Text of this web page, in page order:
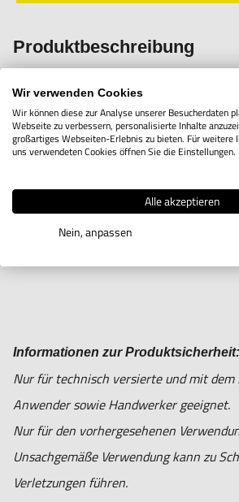
Produktbeschreibung
Dieses Kurbelwellenmessgerät ist mit
drehbarer Skala ausgestattet. Die
Messuhr ist 0,01 mm.
Informationen zur Produktsicherheit:
Nur für technisch versierte und mit
Anwender sowie Handwerker geeignet.
Nur für den vorhergesehenen
Unsachgemäße Verwendung kann zu
Verletzungen führen.
Wir verwenden Cookies
Wir können diese zur Analyse unserer Besucherdaten
Webseite zu verbessern, personalisierte Inhalte
großartiges Webseiten-Erlebnis zu bieten. Für weitere
uns verwendeten Cookies öffnen Sie die Einstellungen.
Alle akzeptieren
Nein, anpassen